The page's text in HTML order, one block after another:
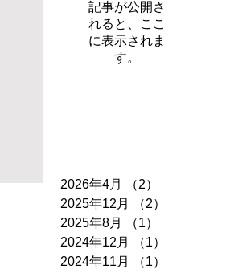
記事が公開さ
れると、ここ
に表示されま
す。
2026年4月 （2）
2025年12月
（2）
2025年8月
（1）
2024年12月
（1）
2024年11月
（1）